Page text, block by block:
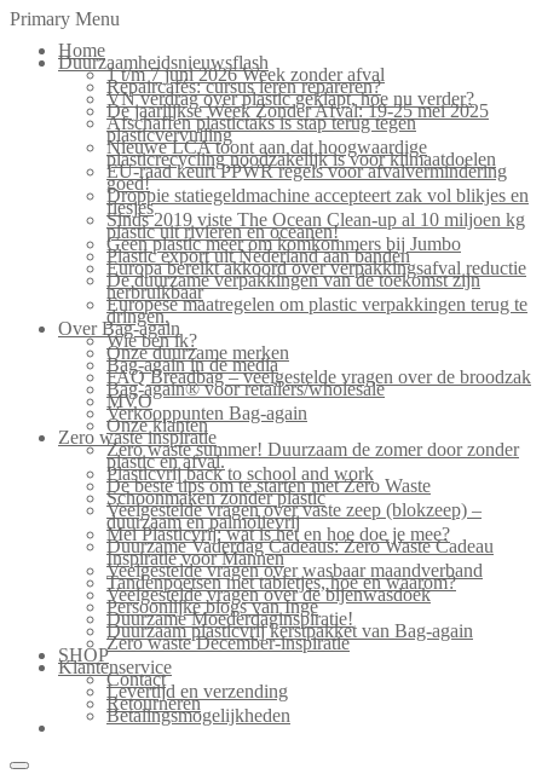
Primary Menu
Home
Duurzaamheidsnieuwsflash
1 t/m 7 juni 2026 Week zonder afval
Repaircafés: cursus leren repareren?
VN verdrag over plastic geklapt, hoe nu verder?
De jaarlijkse Week Zonder Afval: 19-25 mei 2025
Afschaffen plastictaks is stap terug tegen
plasticvervuiling
Nieuwe LCA toont aan dat hoogwaardige
plasticrecycling noodzakelijk is voor klimaatdoelen
EU-raad keurt PPWR regels voor afvalvermindering
goed!
Droppie statiegeldmachine accepteert zak vol blikjes en
flesjes
Sinds 2019 viste The Ocean Clean-up al 10 miljoen kg
plastic uit rivieren en oceanen!
Geen plastic meer om komkommers bij Jumbo
Plastic export uit Nederland aan banden
Europa bereikt akkoord over verpakkingsafval reductie
De duurzame verpakkingen van de toekomst zijn
herbruikbaar
Europese maatregelen om plastic verpakkingen terug te
dringen.
Over Bag-again
Wie ben ik?
Onze duurzame merken
Bag-again in de media
FAQ Breadbag – veelgestelde vragen over de broodzak
Bag-again® voor retailers/wholesale
MVO
Verkooppunten Bag-again
Onze klanten
Zero waste inspiratie
Zero waste summer! Duurzaam de zomer door zonder
plastic en afval.
Plasticvrij back to school and work
De beste tips om te starten met Zero Waste
Schoonmaken zonder plastic
Veelgestelde vragen over vaste zeep (blokzeep) –
duurzaam en palmolievrij
Mei Plasticvrij: wat is het en hoe doe je mee?
Duurzame Vaderdag Cadeaus: Zero Waste Cadeau
Inspiratie voor Mannen
Veelgestelde vragen over wasbaar maandverband
Tandenpoetsen met tabletjes, hoe en waarom?
Veelgestelde vragen over de bijenwasdoek
Persoonlijke blogs van Inge
Duurzame Moederdaginspiratie!
Duurzaam plasticvrij kerstpakket van Bag-again
Zero waste December-inspiratie
SHOP
Klantenservice
Contact
Levertijd en verzending
Retourneren
Betalingsmogelijkheden